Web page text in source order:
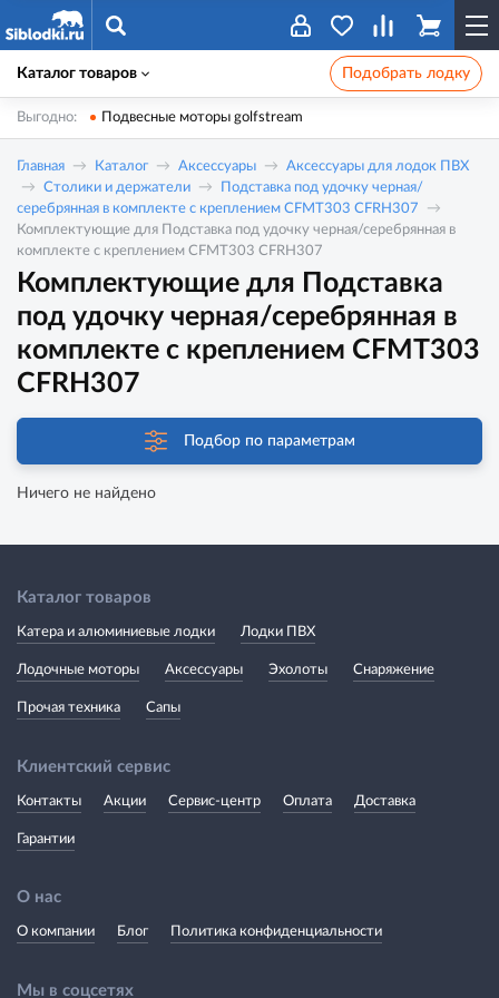
Каталог товаров Подобрать лодку
Выгодно: Подвесные моторы golfstream
Главная Каталог Аксессуары
Аксессуары для лодок ПВХ
Столики и держатели
Подставка под удочку черная/
серебрянная в комплекте с креплением CFMT303 CFRH307
Комплектующие для Подставка под удочку черная/серебрянная в
комплекте с креплением CFMT303 CFRH307
Комплектующие для Подставка
под удочку черная/серебрянная в
комплекте с креплением CFMT303
CFRH307
Подбор по параметрам
Ничего не найдено
Каталог товаров
Катера и алюминиевые лодки Лодки ПВХ
Лодочные моторы Аксессуары Эхолоты Снаряжение
Прочая техника Сапы
Клиентский сервис
Контакты Акции Сервис-центр Оплата Доставка
Гарантии
О нас
О компании Блог Политика конфиденциальности
Мы в соцсетях